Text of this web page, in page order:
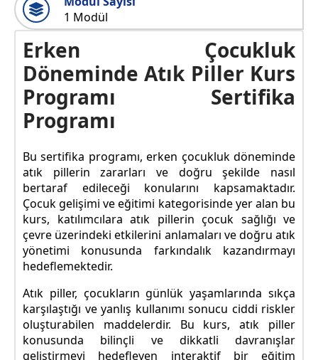
1 Modül
Erken Çocukluk
Döneminde Atık Piller Kurs
Programı Sertifika
Programı
Bu sertifika programı, erken çocukluk döneminde
atık pillerin zararları ve doğru şekilde nasıl
bertaraf edileceği konularını kapsamaktadır.
Çocuk gelişimi ve eğitimi kategorisinde yer alan bu
kurs, katılımcılara atık pillerin çocuk sağlığı ve
çevre üzerindeki etkilerini anlamaları ve doğru atık
yönetimi konusunda farkındalık kazandırmayı
hedeflemektedir.
Atık piller, çocukların günlük yaşamlarında sıkça
karşılaştığı ve yanlış kullanımı sonucu ciddi riskler
oluşturabilen maddelerdir. Bu kurs, atık piller
konusunda bilinçli ve dikkatli davranışlar
geliştirmeyi hedefleyen interaktif bir eğitim